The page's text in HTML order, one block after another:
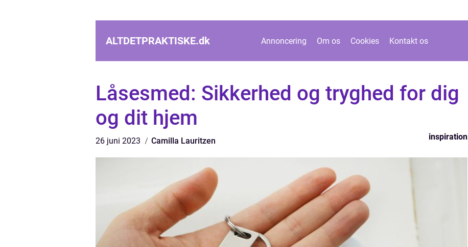
ALTDETPRAKTISKE.dk Annoncering Om os Cookies Kontakt os
Låsesmed: Sikkerhed og tryghed for dig
og dit hjem
26 juni 2023 Camilla Lauritzen inspiration